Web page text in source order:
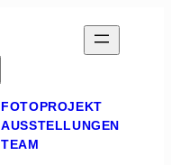
FOTOPROJEKT
AUSSTELLUNGEN
TEAM